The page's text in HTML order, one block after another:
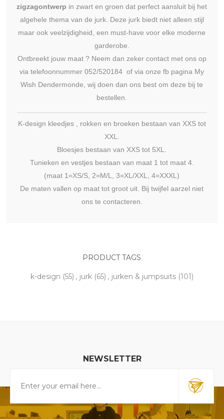
zigzagontwerp in zwart en groen dat perfect aansluit bij het
algehele thema van de jurk. Deze jurk biedt niet alleen stijl
maar ook veelzijdigheid, een must-have voor elke moderne
garderobe.
Ontbreekt jouw maat ? Neem dan zeker contact met ons op
via telefoonnummer 052/520184 of via onze fb pagina My
Wish Dendermonde, wij doen dan ons best om deze bij te
bestellen.
K-design kleedjes , rokken en broeken bestaan van XXS tot
XXL.
Bloesjes bestaan van XXS tot 5XL.
Tunieken en vestjes bestaan van maat 1 tot maat 4.
(maat 1=XS/S, 2=M/L, 3=XL/XXL, 4=XXXL)
De maten vallen op maat tot groot uit. Bij twijfel aarzel niet
ons te contacteren.
PRODUCT TAGS
k-design (55) , jurk (65) , jurken & jumpsuits (101)
NEWSLETTER